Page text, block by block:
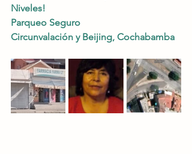
Niveles!
Parqueo Seguro
Circunvalación y Beijing, Cochabamba